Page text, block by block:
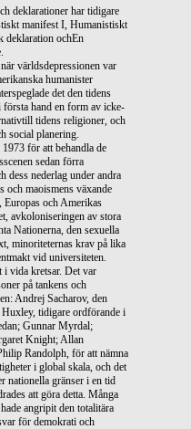
deklarationer har tidigare
manifest I, Humanistiskt
deklaration ochEn
världsdepressionen var
humanister
det den tidens
första hand en form av icke-
tidens religioner, och
social planering.
för att behandla de
sedan förra
dess nederlag under andra
och maoismens växande
och Amerikas
avkoloniseringen av stora
Nationerna, den sexuella
minoriteternas krav på lika
vid universiteten.
i vida kretsar. Det var
på tankens och
Andrej Sacharov, den
tidigare ordförande i
Gunnar Myrdal;
Knight; Allan
Randolph, för att nämna
i global skala, och det
nationella gränser i en tid
att göra detta. Många
angripit den totalitära
för demokrati och